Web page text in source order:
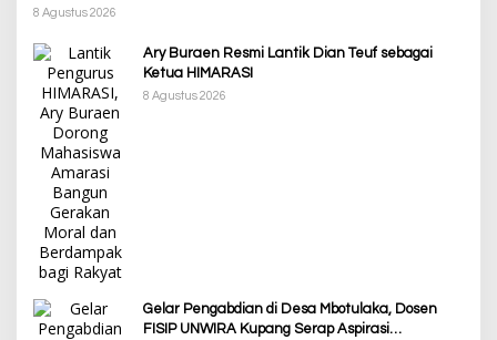
8 Agustus 2026
Ary Buraen Resmi Lantik Dian Teuf sebagai
Ketua HIMARASI
8 Agustus 2026
Gelar Pengabdian di Desa Mbotulaka, Dosen
FISIP UNWIRA Kupang Serap Aspirasi